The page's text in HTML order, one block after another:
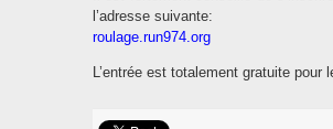
l’adresse suivante:
roulage.run974.org
L’entrée est totalement gratuite pour